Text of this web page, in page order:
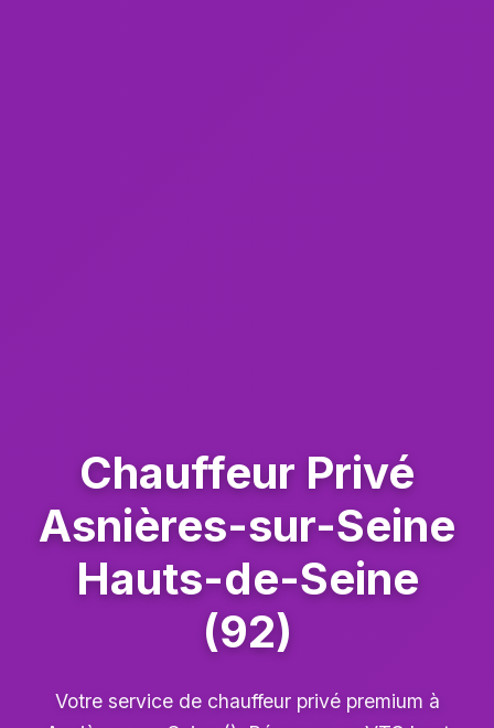
Chauffeur Privé
Asnières-sur-Seine
Hauts-de-Seine
(92)
Votre service de chauffeur privé premium à